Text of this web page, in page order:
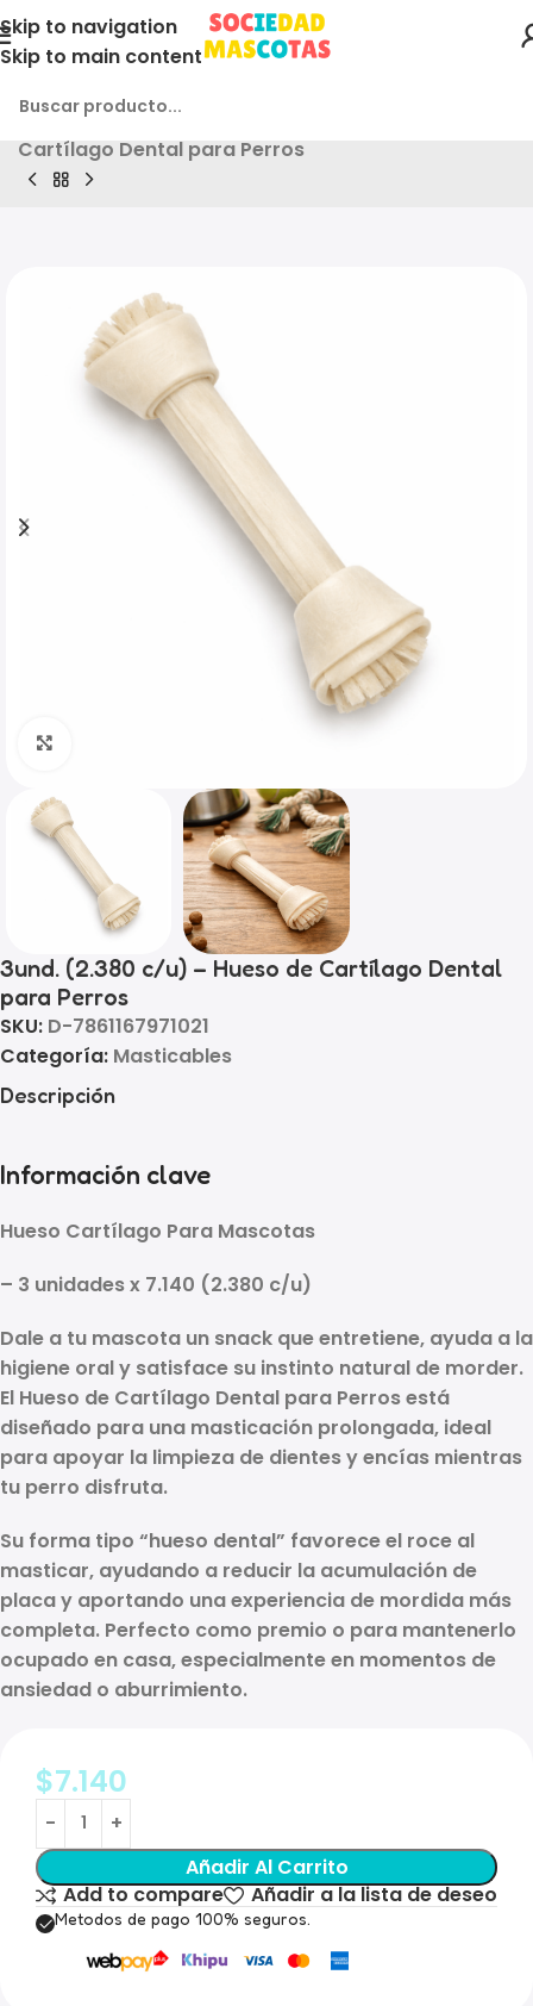
Skip to navigation
Skip to main content
Inicio Producto 3und. (2.380 c/u) – Hueso de
Cartílago Dental para Perros
3und. (2.380 c/u) – Hueso de Cartílago Dental
para Perros
SKU: D-7861167971021
Categoría: Masticables
Descripción
Información clave
Hueso Cartílago Para Mascotas
– 3 unidades x 7.140 (2.380 c/u)
Dale a tu mascota un snack queentretiene, ayuda a la
higiene oral y satisface su instinto natural de morder.
El Hueso de Cartílago Dental para Perrosestá
diseñado para una masticación prolongada, ideal
para apoyar la limpieza de dientes y encías mientras
tu perro disfruta.
Su forma tipo “hueso dental” favorece el roce al
masticar, ayudando a reducir la acumulación de
placay aportando una experiencia de mordida más
completa. Perfecto como premio o para mantenerlo
ocupado en casa, especialmente en momentos de
ansiedad o aburrimiento.
$7.140
Añadir Al Carrito
Add to compare
Añadir a la lista de deseo
Metodos de pago 100% seguros.